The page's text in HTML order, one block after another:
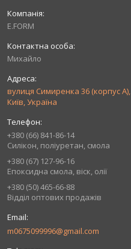
E.FORM
Михайло
вулиця Симиренка 36 (корпус А),
Київ, Україна
+380 (66) 841-86-14
Силікон, поліуретан, смола
+380 (67) 127-96-16
Епоксидна смола, віск, олії
+380 (50) 465-66-88
Відділ оптових продажів
m0675099996@gmail.com